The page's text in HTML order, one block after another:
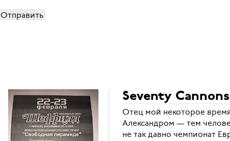
Отправить
Seventy Cannons
Отец мой некоторое
Александром — тем
не так давно чемпионат